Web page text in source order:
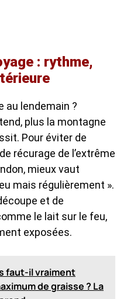
: rythme,
au lendemain ?
plus la montagne
Pour éviter de
récurage de l’extrême
mieux vaut
mais régulièrement ».
et de
le lait sur le feu,
exposées.
faut-il vraiment
de graisse ? La